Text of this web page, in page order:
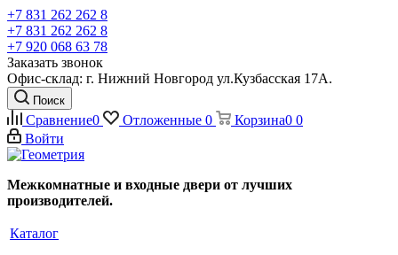
+7 831 262 262 8
+7 831 262 262 8
+7 920 068 63 78
Заказать звонок
Офис-склад: г. Нижний Новгород ул.Кузбасская 17А.
Поиск
Сравнение0 Отложенные 0 Корзина0 0
Войти
Межкомнатные и входные двери от лучших
производителей.
Каталог